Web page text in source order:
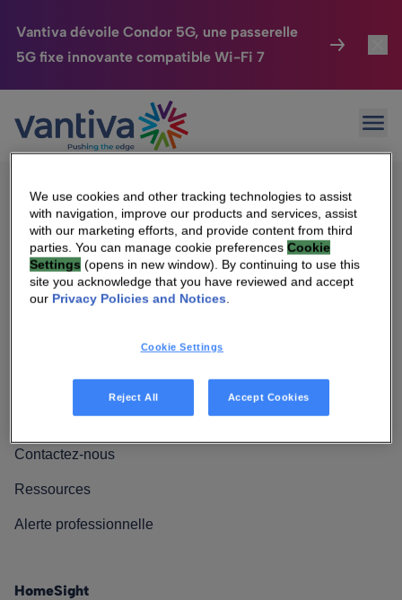
Vantiva dévoile Condor 5G, une passerelle
5G fixe innovante compatible Wi-Fi 7
Passer au contenu principal
Maison Connectée
HomeSight
Entreprise
Nos Engagements
Sorry, no results were found.
Rechercher :
Qui sommes-nous
Relations investisseurs
Nos engagements
Contactez-nous
Ressources
Alerte professionnelle
HomeSight
We use cookies and other tracking technologies to assist
with navigation, improve our products and services, assist
with our marketing efforts, and provide content from third
parties. You can manage cookie preferencesCookie
Settings (opens in new window). By continuing to use this
site you acknowledge that you have reviewed and accept
our Privacy Policies and Notices.
Cookie Settings
Reject All Accept Cookies